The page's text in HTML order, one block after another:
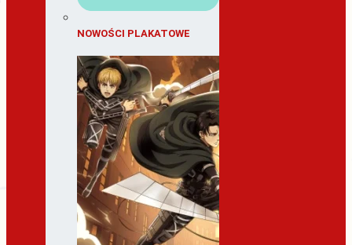
NOWOŚCI PLAKATOWE